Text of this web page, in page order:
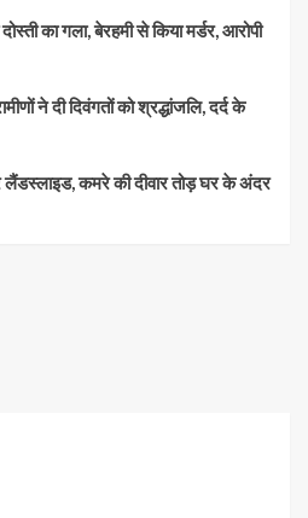
का गला, बेरहमी से किया मर्डर, आरोपी
ने दी दिवंगतों को श्रद्धांजलि, दर्द के
कमरे की दीवार तोड़ घर के अंदर